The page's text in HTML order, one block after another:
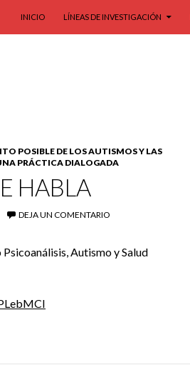
INICIO
LÍNEAS DE INVESTIGACIÓN
POSIBLE DE LOS AUTISMOS Y LAS
PRÁCTICA DIALOGADA
HABLA
DEJA UN COMENTARIO
Autismo y Salud